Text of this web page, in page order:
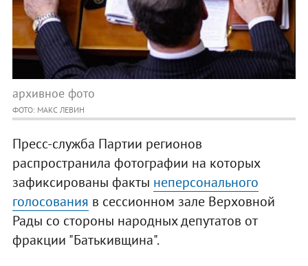
архивное фото
ФОТО: МАКС ЛЕВИН
Пресс-служба Партии регионов
распространила фотографии на которых
зафиксированы факты неперсонального
голосования в сессионном зале Верховной
Рады со стороны народных депутатов от
фракции "Батькивщина".